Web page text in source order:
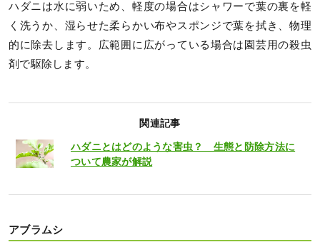
ハダニは水に弱いため、軽度の場合はシャワーで葉の裏を軽
く洗うか、湿らせた柔らかい布やスポンジで葉を拭き、物理
的に除去します。広範囲に広がっている場合は園芸用の殺虫
剤で駆除します。
関連記事
ハダニとはどのような害虫？ 生態と防除方法に
ついて農家が解説
アブラムシ